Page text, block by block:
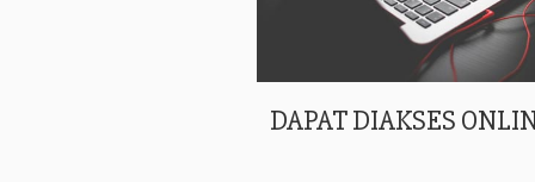
DAPAT DIAKSES